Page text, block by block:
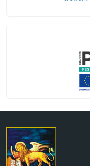
Regione Veneto